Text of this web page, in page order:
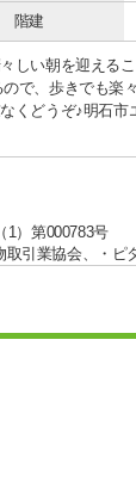
階建
しい朝を迎える
で、歩きでも楽
どうぞ♪明石市
1）第000783号
引業協会、・